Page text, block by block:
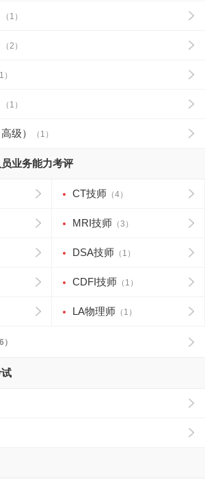
（1）
（2）
）
（1）
级） （1）
业务能力考评
CT技师 （4）
MRI技师 （3）
DSA技师 （1）
CDFI技师 （1）
LA物理师 （1）
）